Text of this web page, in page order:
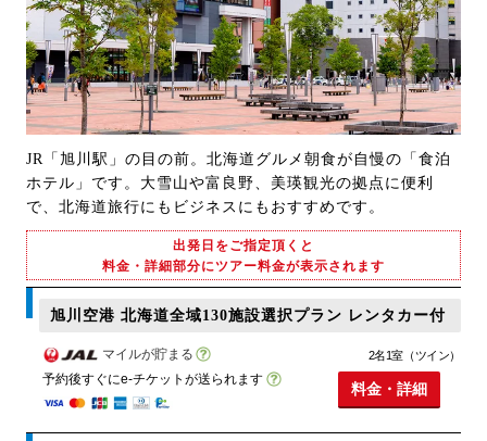
JR「旭川駅」の目の前。北海道グルメ朝食が自慢の「食泊
ホテル」です。大雪山や富良野、美瑛観光の拠点に便利
で、北海道旅行にもビジネスにもおすすめです。
出発日をご指定頂くと
料金・詳細部分にツアー料金が表示されます
旭川空港 北海道全域130施設選択プラン レンタカー付
マイルが貯まる
予約後すぐにe-チケットが送られます
2名1室（ツイン）
料金・詳細